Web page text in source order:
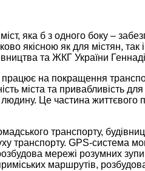
яка б з одного боку –
якісною як для містян,
та ЖКГ України
на покращення
міста та привабливість
Це частина життєвого
транспорту,
транспорту. GPS-система
мережі розумних
маршрутів,